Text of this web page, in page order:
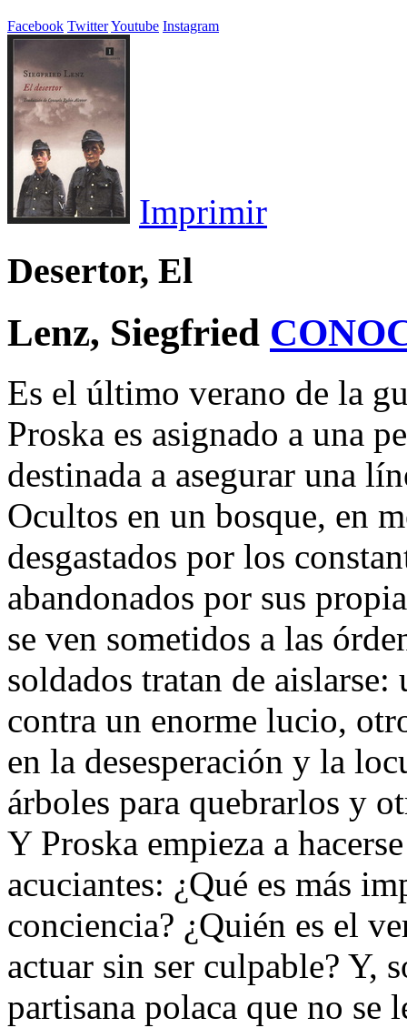
Facebook TwitterYoutube Instagram
Imprimir
Desertor, El
Lenz, Siegfried
Es el último verano de la
Proska es asignado a una
destinada a asegurar una
Ocultos en un bosque, en
desgastados por los
abandonados por sus
se ven sometidos a las
soldados tratan de
contra un enorme lucio,
en la desesperación y la
árboles para quebrarlos y
Y Proska empieza a
acuciantes: ¿Qué es más
conciencia? ¿Quién es el
actuar sin ser culpable? Y,
partisana polaca que no se